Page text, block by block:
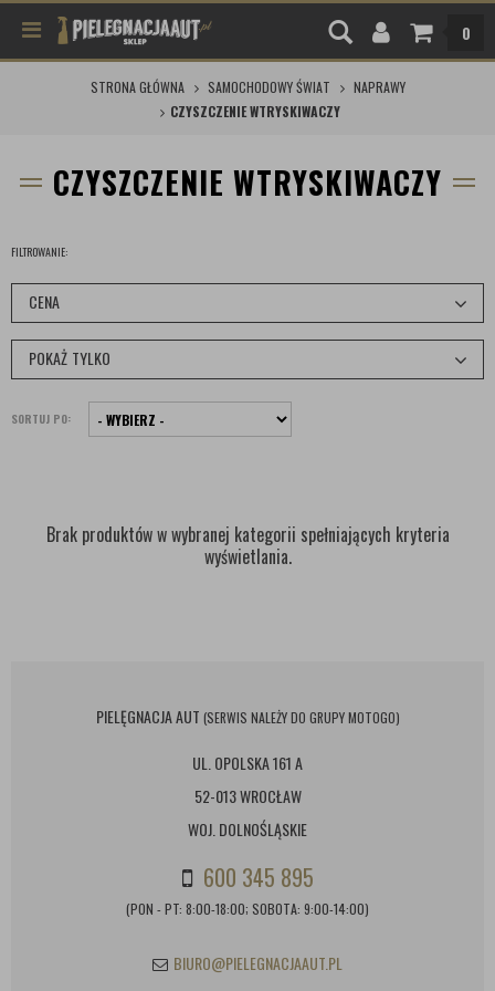
0
STRONA GŁÓWNA SAMOCHODOWY ŚWIAT
NAPRAWY
CZYSZCZENIE WTRYSKIWACZY
CZYSZCZENIE WTRYSKIWACZY
FILTROWANIE:
CENA
POKAŻ TYLKO
SORTUJ PO:
Brak produktów w wybranej kategorii spełniających kryteria
wyświetlania.
PIELĘGNACJA AUT (SERWIS NALEŻY DO GRUPY MOTOGO)
UL. OPOLSKA 161 A
52-013 WROCŁAW
WOJ. DOLNOŚLĄSKIE
600 345 895
(PON - PT: 8:00-18:00; SOBOTA: 9:00-14:00)
BIURO@PIELEGNACJAAUT.PL